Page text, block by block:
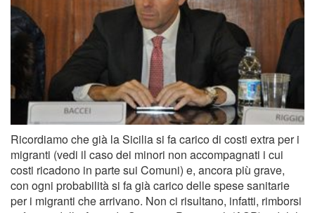
Ricordiamo che già la Sicilia si fa carico di costi extra per i
migranti (vedi il caso dei minori non accompagnati i cui
costi ricadono in parte sui Comuni) e, ancora più grave,
con ogni probabilità si fa già carico delle spese sanitarie
per i migranti che arrivano. Non ci risultano, infatti, rimborsi